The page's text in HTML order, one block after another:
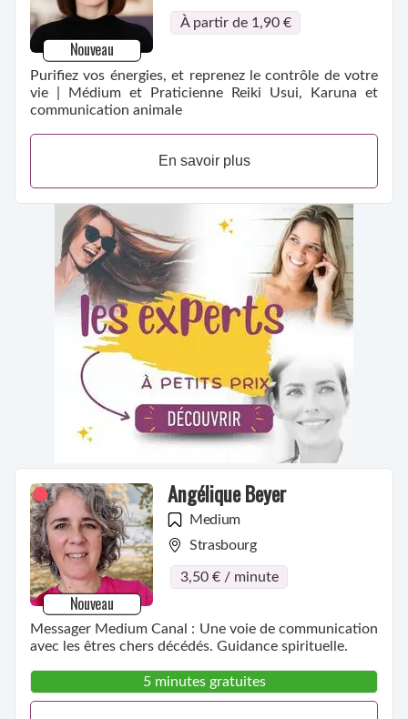
Nouveau
À partir de 1,90 €
Purifiez vos énergies, et reprenez le contrôle de votre
vie | Médium et Praticienne Reiki Usui, Karuna et
communication animale
En savoir plus
Nouveau
Angélique Beyer
Medium
Strasbourg
3,50 € / minute
Messager Medium Canal : Une voie de communication
avec les êtres chers décédés. Guidance spirituelle.
5 minutes gratuites